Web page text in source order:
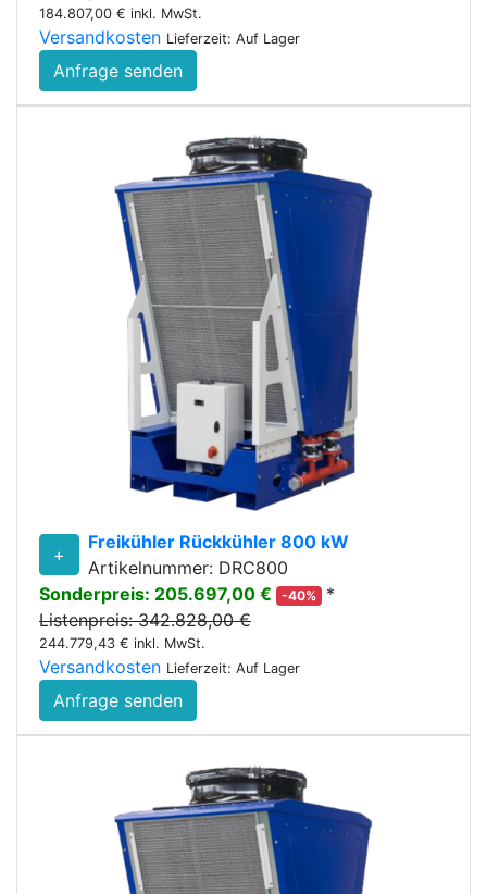
184.807,00 € inkl. MwSt.
Versandkosten Lieferzeit: Auf Lager
Anfrage senden
+
Freikühler Rückkühler 800 kW
Artikelnummer: DRC800
Sonderpreis: 205.697,00 €
-40%
*
Listenpreis: 342.828,00 €
244.779,43 € inkl. MwSt.
Versandkosten Lieferzeit: Auf Lager
Anfrage senden